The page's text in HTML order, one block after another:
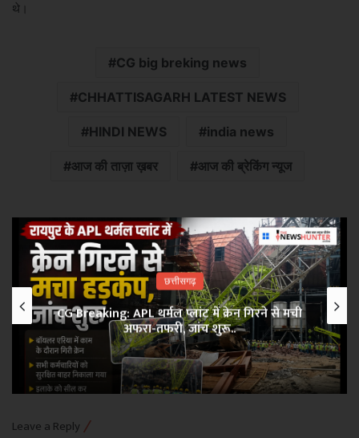
थे।
CG big breking news
CHHATTISAGARH LATEST NEWS
HINDI NEWS india news
आज की ताज़ा ख़बर आज की ब्रेकिंग न्यूज
छत्तीसगढ़
CG Breaking: APL थर्मल प्लांट में क्रेन गिरने से मची
अफरा-तफरी, जांच शुरू..
Leave a Reply